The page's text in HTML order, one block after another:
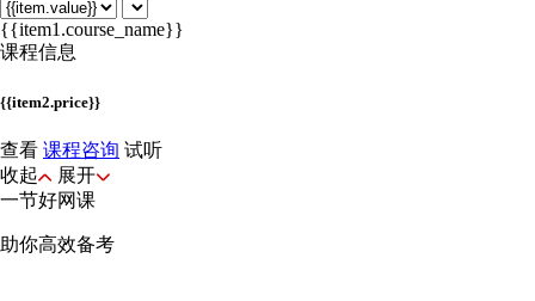
{{item1.course_name}}
课程信息
{{item2.price}}
查看 课程咨询 试听
收起
展开
一节好网课
助你高效备考